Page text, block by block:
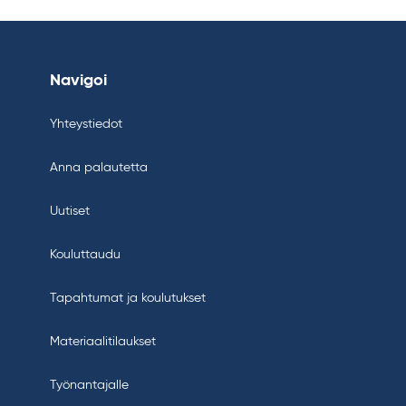
Navigoi
Yhteystiedot
Anna palautetta
Uutiset
Kouluttaudu
Tapahtumat ja koulutukset
Materiaalitilaukset
Työnantajalle